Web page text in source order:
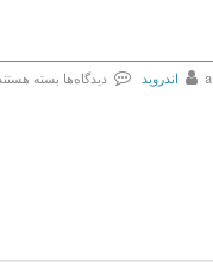
اندروید
دیدگاه‌هابسته هستند